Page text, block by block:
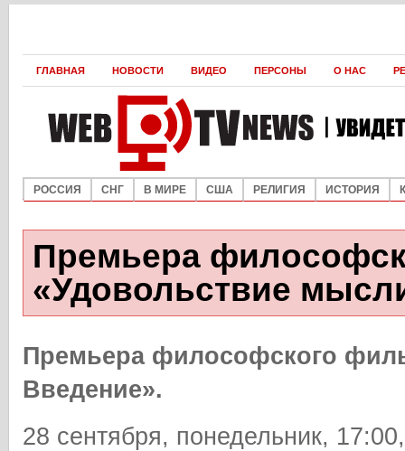
ГЛАВНАЯ НОВОСТИ ВИДЕО ПЕРСОНЫ О НАС
РОССИЯ СНГ В МИРЕ США РЕЛИГИЯ ИСТОРИЯ
Премьера
«Удовольствие
Премьера философского
Введение».
28 сентября, понедельник,